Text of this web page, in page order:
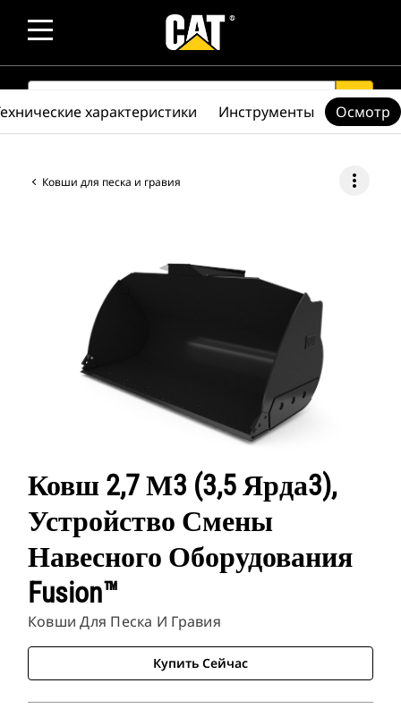
SEARCH search
Ковши для песка и гравия more_vert
Ковш 2,7 М3 (3,5 Ярда3),
Устройство Смены
Навесного Оборудования
Fusion™
Ковши Для Песка И Гравия
Купить Сейчас
характеристики Инструменты Осмотр